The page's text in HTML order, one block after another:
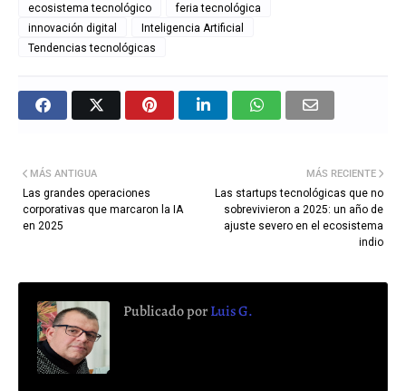
ecosistema tecnológico
feria tecnológica
innovación digital
Inteligencia Artificial
Tendencias tecnológicas
MÁS RECIENTE
Las startups tecnológicas que no
sobrevivieron a 2025: un año de
ajuste severo en el ecosistema
indio
MÁS ANTIGUA
Las grandes operaciones
corporativas que marcaron la IA
en 2025
Publicado porLuis G.